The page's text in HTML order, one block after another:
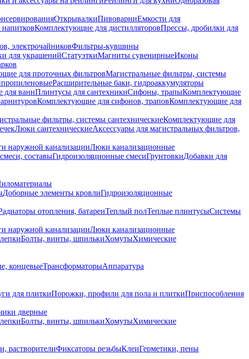
ОткрывалкиПивоварниЕмкости для
Комплектующие для дистилляторовПрессы, дробилки для
электрочайниковФильтры-кувшины
для украшенийСтатуэткиМагниты сувенирныеИконы
для проточных фильтровМагистральные фильтры, системы
Расширительные баки, гидроаккумуляторы
для ваннПлинтусы для сантехникиСифоны, трапыКомплектующие
Комплектующие для сифонов, траповКомплектующие для
фильтры, системы сантехническиеКомплектующие для
Люки сантехническиеАксессуары для магистральных фильтров,
наружной канализацииЛюки канализационные
составыГидроизоляционные смесиГрунтовкиДобавки для
Доборные элементы кровлиГидроизоляционные
отопления, батареиТеплый полТеплые плинтусыСистемы
наружной канализацииЛюки канализационные
Болты, винты, шпилькиХомутыХимические
концевыеТрансформаторыАппаратура
для плиткиПорожки, профили для пола и плиткиПриспособления
дверные
Болты, винты, шпилькиХомутыХимические
растворителиФиксаторы резьбыКлеиГерметики, пены